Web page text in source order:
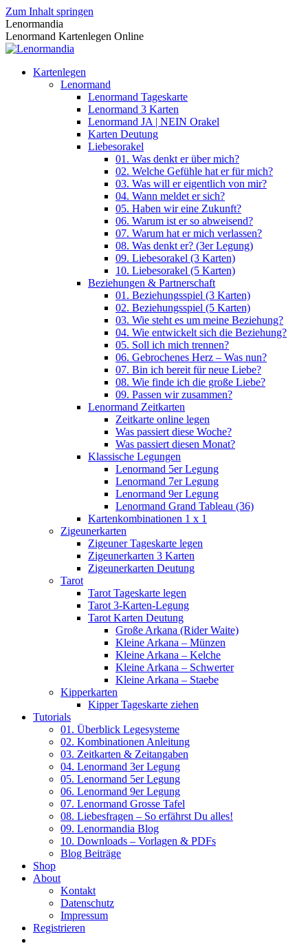
Zum Inhalt springen
Lenormandia
Lenormand Kartenlegen Online
Kartenlegen
Lenormand
Lenormand Tageskarte
Lenormand 3 Karten
Lenormand JA | NEIN Orakel
Karten Deutung
Liebesorakel
01. Was denkt er über mich?
02. Welche Gefühle hat er für mich?
03. Was will er eigentlich von mir?
04. Wann meldet er sich?
05. Haben wir eine Zukunft?
06. Warum ist er so abweisend?
07. Warum hat er mich verlassen?
08. Was denkt er? (3er Legung)
09. Liebesorakel (3 Karten)
10. Liebesorakel (5 Karten)
Beziehungen & Partnerschaft
01. Beziehungsspiel (3 Karten)
02. Beziehungsspiel (5 Karten)
03. Wie steht es um meine Beziehung?
04. Wie entwickelt sich die Beziehung?
05. Soll ich mich trennen?
06. Gebrochenes Herz – Was nun?
07. Bin ich bereit für neue Liebe?
08. Wie finde ich die große Liebe?
09. Passen wir zusammen?
Lenormand Zeitkarten
Zeitkarte online legen
Was passiert diese Woche?
Was passiert diesen Monat?
Klassische Legungen
Lenormand 5er Legung
Lenormand 7er Legung
Lenormand 9er Legung
Lenormand Grand Tableau (36)
Kartenkombinationen 1 x 1
Zigeunerkarten
Zigeuner Tageskarte legen
Zigeunerkarten 3 Karten
Zigeunerkarten Deutung
Tarot
Tarot Tageskarte legen
Tarot 3-Karten-Legung
Tarot Karten Deutung
Große Arkana (Rider Waite)
Kleine Arkana – Münzen
Kleine Arkana – Kelche
Kleine Arkana – Schwerter
Kleine Arkana – Staebe
Kipperkarten
Kipper Tageskarte ziehen
Tutorials
01. Überblick Legesysteme
02. Kombinationen Anleitung
03. Zeitkarten & Zeitangaben
04. Lenormand 3er Legung
05. Lenormand 5er Legung
06. Lenormand 9er Legung
07. Lenormand Grosse Tafel
08. Liebesfragen – So erfährst Du alles!
09. Lenormandia Blog
10. Downloads – Vorlagen & PDFs
Blog Beiträge
Shop
About
Kontakt
Datenschutz
Impressum
Registrieren